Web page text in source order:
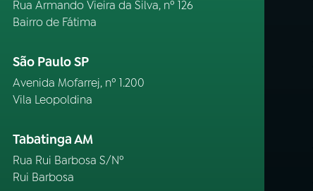
Rua Armando Vieira da Silva, nº 126
Bairro de Fátima
São Paulo SP
Avenida Mofarrej, nº 1.200
Vila Leopoldina
Tabatinga AM
Rua Rui Barbosa S/Nº
Rui Barbosa